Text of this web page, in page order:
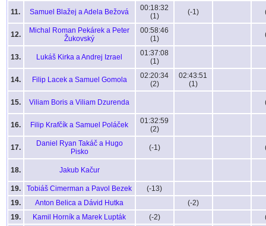
11. Samuel Blažej a Adela Bežová
00:18:32
(1)
(-1)
12.
Michal Roman Pekárek a Peter
Žukovský
00:58:46
(1)
13. Lukáš Kirka a Andrej Izrael
01:37:08
(1)
14. Filip Lacek a Samuel Gomola
02:20:34
(2)
02:43:51
(1)
15. Viliam Boris a Viliam Dzurenda
16. Filip Krafčík a Samuel Poláček
01:32:59
(2)
17.
Daniel Ryan Takáč a Hugo
Pisko
(-1)
18. Jakub Kačur
19. Tobiáš Cimerman a Pavol Bezek
(-13)
19.
Anton Belica a Dávid Hutka
(-2)
19.
Kamil Horník a Marek Lupták (-2)